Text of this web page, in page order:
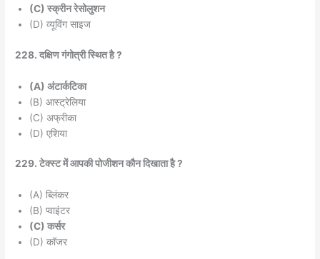
(C) स्क्रीन रेसोलुशन
(D) व्यूविंग साइज
228. दक्षिण गंगोत्री स्थित है ?
(A) अंटार्कटिका
(B) आस्ट्रेलिया
(C) अफ्रीका
(D) एशिया
229. टेक्स्ट में आपकी पोजीशन कौन दिखाता है ?
(A) ब्लिंकर
(B) प्वाइंटर
(C) कर्सर
(D) कॉजर